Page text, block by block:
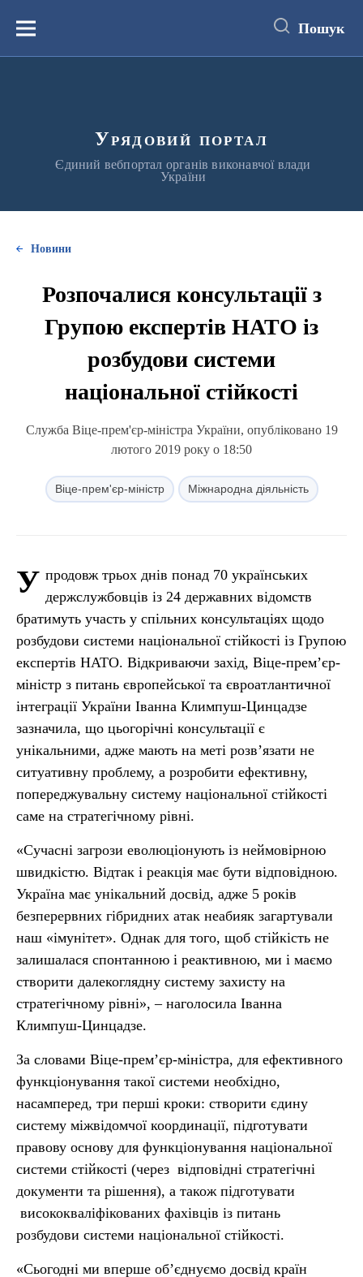
вмістуМеню Пошук
Урядовий портал
Єдиний вебпортал органів виконавчої влади
України
Новини
Розпочалися консультації з
Групою експертів НАТО із
розбудови системи
національної стійкості
Служба Віце-прем'єр-міністра України, опубліковано 19
лютого 2019 року о 18:50
Віце-прем'єр-міністр Міжнародна діяльність
У продовж трьох днів понад 70 українських
держслужбовців із 24 державних відомств
братимуть участь у спільних консультаціях щодо
розбудови системи національної стійкості із Групою
експертів НАТО. Відкриваючи захід, Віце-прем’єр-
міністр з питань європейської та євроатлантичної
інтеграції України Іванна Климпуш-Цинцадзе
зазначила, що цьогорічні консультації є
унікальними, адже мають на меті розв’язати не
ситуативну проблему, а розробити ефективну,
попереджувальну систему національної стійкості
саме на стратегічному рівні.
«Сучасні загрози еволюціонують із неймовірною
швидкістю. Відтак і реакція має бути відповідною.
Україна має унікальний досвід, адже 5 років
безперервних гібридних атак неабияк загартували
наш «імунітет». Однак для того, щоб стійкість не
залишалася спонтанною і реактивною, ми і маємо
створити далекоглядну систему захисту на
стратегічному рівні», – наголосила Іванна
Климпуш-Цинцадзе.
За словами Віце-прем’єр-міністра, для ефективного
функціонування такої системи необхідно,
насамперед, три перші кроки: створити єдину
систему міжвідомчої координації, підготувати
правову основу для функціонування національної
системи стійкості (через відповідні стратегічні
документи та рішення), а також підготувати
висококваліфікованих фахівців із питань
розбудови системи національної стійкості.
«Сьогодні ми вперше об’єднуємо досвід країн